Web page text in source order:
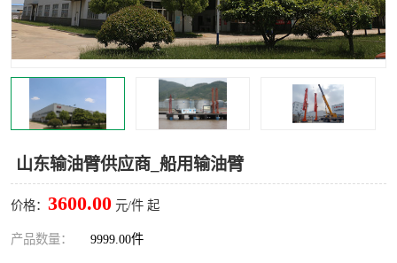
山东输油臂供应商_船用输油臂
价格： 3600.00 元/件 起
产品数量： 9999.00件
汽车鹤管 顶部鹤管
底部鹤管 低温鹤管
浮动出油装置 鹤管